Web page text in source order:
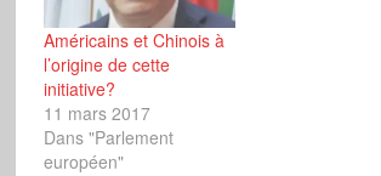
Américains et Chinois à
l’origine de cette
initiative?
11 mars 2017
Dans "Parlement
européen"